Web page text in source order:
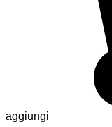
aggiungi